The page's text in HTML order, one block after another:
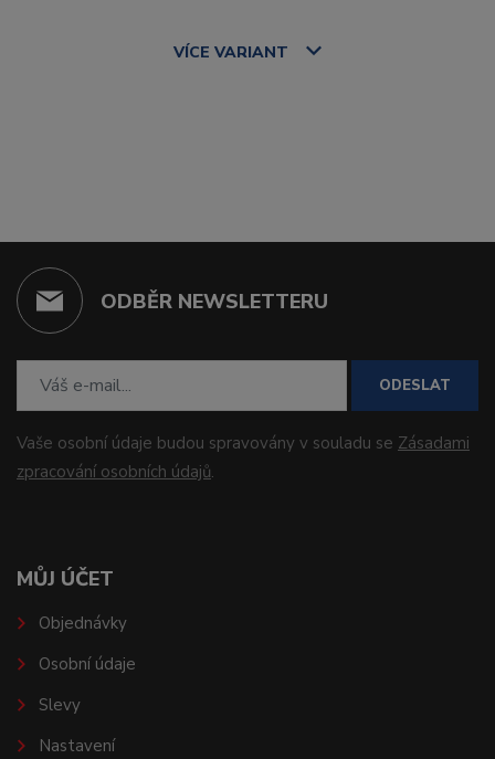
VÍCE VARIANT
ODBĚR NEWSLETTERU
ODESLAT
Vaše osobní údaje budou spravovány v souladu se Zásadami
zpracování osobních údajů.
MŮJ ÚČET
Objednávky
Osobní údaje
Slevy
Nastavení